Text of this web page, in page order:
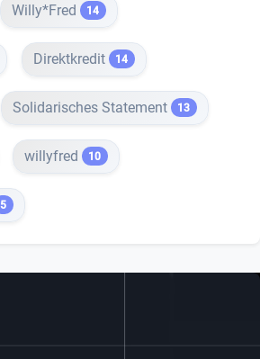
Willy*Fred 14
Direktkredit 14
Solidarisches Statement 13
willyfred 10
5